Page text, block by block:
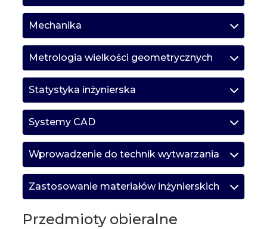
Mechanika
Metrologia wielkości geometrycznych
Statystyka inżynierska
Systemy CAD
Wprowadzenie do technik wytwarzania
Zastosowanie materiałów inżynierskich
Przedmioty obieralne